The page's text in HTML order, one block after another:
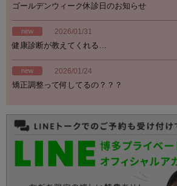
ゴールデンウィーク休診日のお知らせ
new 2026/01/31
健康診断が教えてくれる…
new 2026/01/24
矯正調整って何してるの？？？